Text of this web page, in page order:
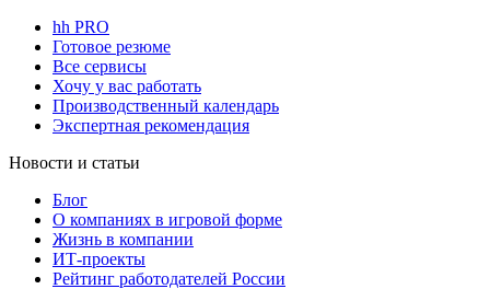
hh PRO
Готовое резюме
Все сервисы
Хочу у вас работать
Производственный календарь
Экспертная рекомендация
Новости и статьи
Блог
О компаниях в игровой форме
Жизнь в компании
ИТ-проекты
Рейтинг работодателей России